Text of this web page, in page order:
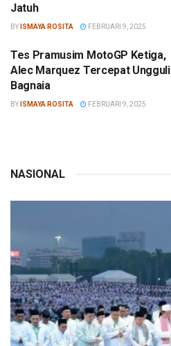
Jatuh
BY ISMAYA ROSITA FEBRUARI 9, 2025
Tes Pramusim MotoGP Ketiga,
Alec Marquez Tercepat Ungguli
Bagnaia
BY ISMAYA ROSITA FEBRUARI 9, 2025
NASIONAL